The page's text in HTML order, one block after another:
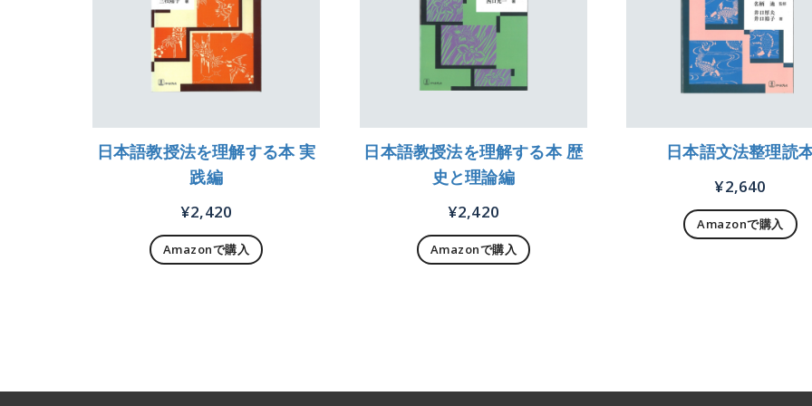
日本語教授法を理解する本 実
践編
¥2,420
Amazonで購入
日本語教授法を理解する本 歴
史と理論編
¥2,420
Amazonで購入
日本語文法整理読
¥2,640
Amazonで購入